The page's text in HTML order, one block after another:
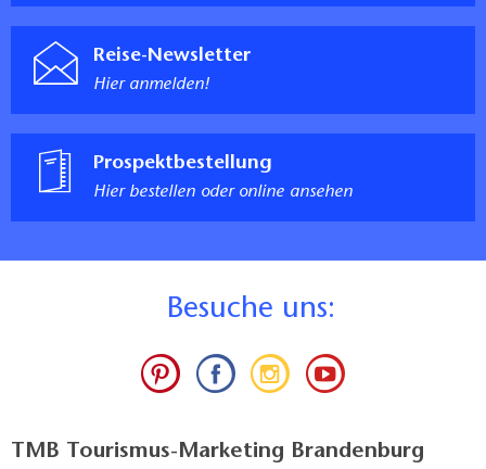
Reise-Newsletter
Hier anmelden!
Prospektbestellung
Hier bestellen oder online ansehen
Besuche uns:
TMB Tourismus-Marketing Brandenburg